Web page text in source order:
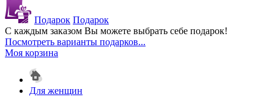
Подарок Подарок
С каждым заказом Вы можете выбрать себе подарок!
Посмотреть варианты подарков...
Моя корзина
Для женщин